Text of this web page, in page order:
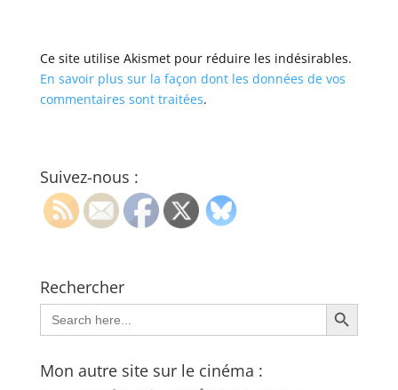
Ce site utilise Akismet pour réduire les indésirables.
En savoir plus sur la façon dont les données de vos
commentaires sont traitées.
Suivez-nous :
Rechercher
Search
for:
Search Button
Mon autre site sur le cinéma :